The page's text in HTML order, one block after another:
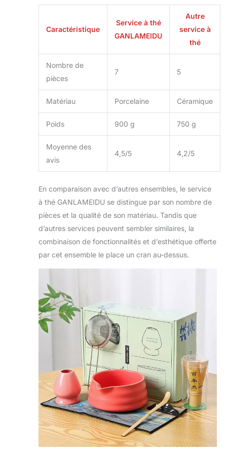
Caractéristique
Service à thé
GANLAMEIDU
Autre
service à
thé
Nombre de
pièces
7 5
Matériau Porcelaine Céramique
Poids 900 g 750 g
Moyenne des
avis
4,5/5 4,2/5
En comparaison avec d’autres ensembles, le service
à thé GANLAMEIDU se distingue par son nombre de
pièces et la qualité de son matériau. Tandis que
d’autres services peuvent sembler similaires, la
combinaison de fonctionnalités et d’esthétique offerte
par cet ensemble le place un cran au-dessus.